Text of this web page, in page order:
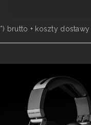
*) brutto + koszty dostawy